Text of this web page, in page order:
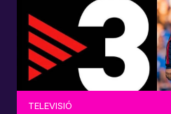
TELEVISIÓ